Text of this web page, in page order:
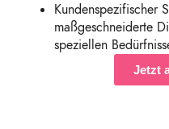
Kundenspezifischer
maßgeschneiderte
speziellen
Jetzt